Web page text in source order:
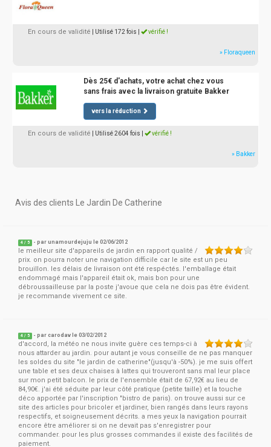
En cours de validité | Utilisé 172 fois vérifié !
» Floraqueen
Dès 25€ d'achats, votre achat chez vous
sans frais avec la livraison gratuite Bakker
vers la réduction
En cours de validité | Utilisé 2604 fois vérifié !
» Bakker
Avis des clients Le Jardin De Catherine
4 / 5 - parunamourdejuju le 02/06/2012
le meilleur site d'appareils de jardin en rapport qualité /
prix. on pourra noter une navigation difficile car le site est un peu
brouillon. les délais de livraison ont été respéctés. l'emballage était
endommagé mais l'appareil était ok, mais bon pour une
débroussailleuse par la poste j'avoue que cela ne dois pas être évident.
je recommande vivement ce site.
4 / 5 - parcarodav le 03/02/2012
d'accord, la météo ne nous invite guère ces temps-ci à
nous attarder au jardin. pour autant je vous conseille de ne pas manquer
les soldes du site "le jardin de catherine"(jusqu'à -50%). je me suis offert
une table et ses deux chaises à lattes qui trouveront sans mal leur place
sur mon petit balcon. le prix de l'ensemble était de 67,92€ au lieu de
84,90€. j'ai été séduite par leur côté pratique (petite taille) et la touche
déco apportée par l'inscription "bistro de paris). on trouve aussi sur ce
site des articles pour bricoler et jardiner, bien rangés dans leurs rayons
respectifs, et soigneusement décrits. a mes yeux la navigation pourrait
encore être améliorer si on ne devait pas s'enregistrer pour
commander. pour les plus grosses commandes il existe des facilités de
paiement.